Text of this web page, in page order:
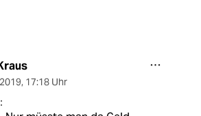
, 17:18 Uhr